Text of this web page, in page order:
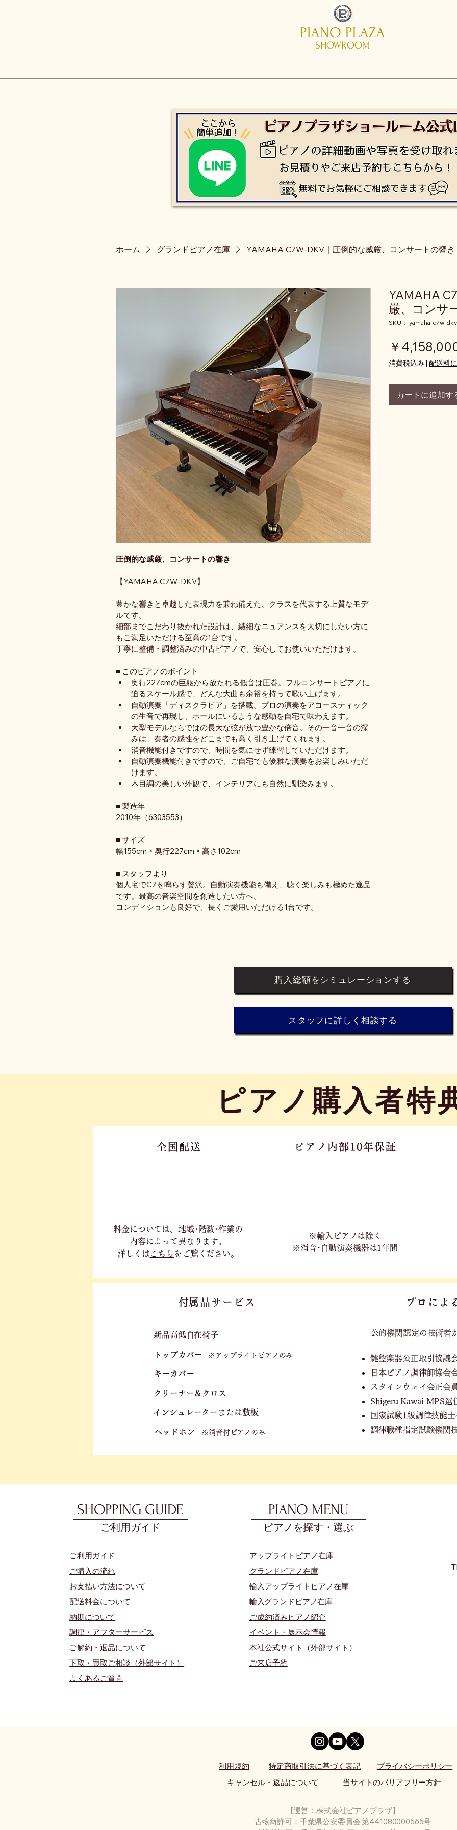
PIANO PLAZA
SHOWROOM
ホーム グランドピアノ在庫 YAMAHA C7W-DKV｜圧倒的な威厳、コンサートの響き
圧倒的な威厳、コンサートの響き
【YAMAHA C7W-DKV】
豊かな響きと卓越した表現力を兼ね備えた、クラスを代表する上質なモデ
ルです。
細部までこだわり抜かれた設計は、繊細なニュアンスを大切にしたい方に
もご満足いただける至高の1台です。
丁寧に整備・調整済みの中古ピアノで、安心してお使いいただけます。
■ このピアノのポイント
奥行227cmの巨躯から放たれる低音は圧巻。フルコンサートピアノに
迫るスケール感で、どんな大曲も余裕を持って歌い上げます。
自動演奏「ディスクラビア」を搭載。プロの演奏をアコースティック
の生音で再現し、ホールにいるような感動を自宅で味わえます。
大型モデルならではの長大な弦が放つ豊かな倍音。その一音一音の深
みは、奏者の感性をどこまでも高く引き上げてくれます。
消音機能付きですので、時間を気にせず練習していただけます。
自動演奏機能付きですので、ご自宅でも優雅な演奏をお楽しみいただ
けます。
木目調の美しい外観で、インテリアにも自然に馴染みます。
■ 製造年
2010年（6303553）
■ サイズ
幅155cm × 奥行227cm × 高さ102cm
■ スタッフより
個人宅でC7を鳴らす贅沢。自動演奏機能も備え、聴く楽しみも極めた逸品
です。最高の音楽空間を創造したい方へ。
コンディションも良好で、長くご愛用いただける1台です。
YAMAHA
厳、コンサ
SKU： yamaha-c7w-
￥
消費税込み| 配送料
カートに追加す
購入総額をシミュレーションする
スタッフに詳しく相談する
ピアノ購入者特
全国配送
料金については、地域･階数･作業の
内容に よって異なります。
詳しくはこちら をご覧ください。
ピアノ内部10年保証
※輸入ピアノは除く
※消音･自動演奏機器は1年間
​付属品サービス
新品高低自在椅子​
トップカバー ※アップライトピアノのみ
キーカバー
クリーナー＆クロス
​ ​インシュレーター または敷板
ヘッドホン ※消音付ピアノのみ
プロによ
公的機関認定の技術者
鍵盤楽器公正取引協議
日本ピアノ調律師協会
スタインウェイ会正会
Shigeru Kawai MPS選
国家試験1級調律技能
調律職種指定試験機関
SHOPPING GUIDE
ご利用ガイド
​ご利用ガイド
ご購入の流れ
お支払い方法について
配送料金について
​納期について
調律・アフターサービス
ご解約・返品について
下取・買取ご相談（外部サイト）
よくあるご質問
PIANO MENU
ピアノを探す・選ぶ
アップライトピアノ在庫
グランドピアノ在庫
輸入アップライトピアノ在庫
​輸入グランドピアノ在庫
​ご成約済みピアノ紹介
イベント・展示会情報
本社公式サイト（外部サイト）
​ご来店予約
利用規約 特定商取引法に基づく表記
プライバシーポリシー
キャンセル・返品について
当サイトのバリアフリー方針
【運営：株式会社ピアノプラザ】
古物商許可：千葉県公安委員会 第441080000565号